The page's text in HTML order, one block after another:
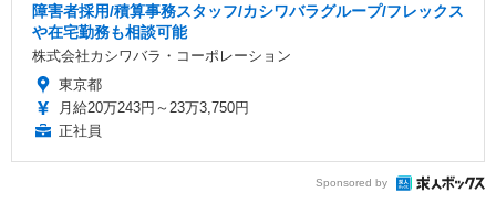
障害者採用/積算事務スタッフ/カシワバラグループ/フレックス
や在宅勤務も相談可能
株式会社カシワバラ・コーポレーション
東京都
月給20万243円～23万3,750円
正社員
Sponsored by